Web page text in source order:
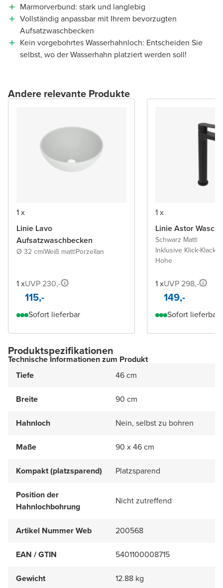
Marmorverbund: stark und langlebig
Vollständig anpassbar mit Ihrem bevorzugten
Aufsatzwaschbecken
Kein vorgebohrtes Wasserhahnloch: Entscheiden Sie
selbst, wo der Wasserhahn platziert werden soll!
Andere relevante Produkte
1 x
Linie Lavo
Aufsatzwaschbecken
Ø 32 cm|Weiß matt|Porzellan
1 xUVP 230,-
115,-
Sofort lieferbar
1 x
Linie Astor
Schwarz Matt|
Inklusive Klick-Klack
Hohe
1 xUVP 298,-
149,-
Sofort lieferbar
Produktspezifikationen
Technische Informationen zum Produkt
Tiefe
46 cm
Breite 90 cm
Hahnloch Nein, selbst zu bohren
Maße 90 x 46 cm
Kompakt (platzsparend) Platzsparend
Position der
Hahnlochbohrung
Nicht zutreffend
Artikel Nummer Web 200568
EAN / GTIN 5401100008715
Gewicht 12.88 kg